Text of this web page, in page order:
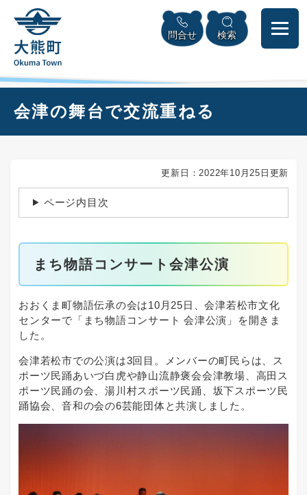
頭
メニューを飛ばして本文へ
問合せ 検索
会津の舞台で交流重ねる
更新日：2022年10月25日更新
ページ内目次
まち物語コンサート会津公演
おおくま町物語伝承の会は10月25日、会津若松市文化
センターで「まち物語コンサート 会津公演」を開きま
した。
会津若松市での公演は3回目。メンバーの町民らは、ス
ポーツ民踊あいづ白虎や静山流静褒会会津教場、高田ス
ポーツ民踊の会、湯川村スポーツ民踊、坂下スポーツ民
踊協会、音和の会の6芸能団体と共演しました。